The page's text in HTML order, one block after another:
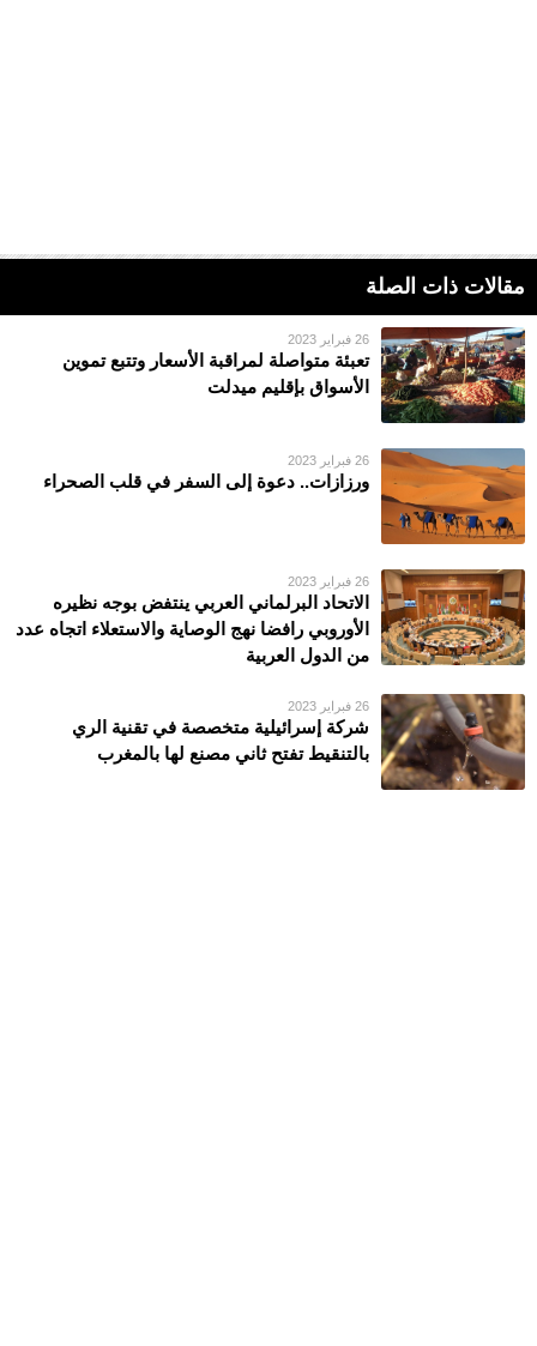
مقالات ذات الصلة
26 فبراير 2023
تعبئة متواصلة لمراقبة الأسعار وتتبع تموين
الأسواق بإقليم ميدلت
26 فبراير 2023
ورزازات.. دعوة إلى السفر في قلب الصحراء
26 فبراير 2023
الاتحاد البرلماني العربي ينتفض بوجه نظيره
الأوروبي رافضا نهج الوصاية والاستعلاء اتجاه عدد
من الدول العربية
26 فبراير 2023
شركة إسرائيلية متخصصة في تقنية الري
بالتنقيط تفتح ثاني مصنع لها بالمغرب